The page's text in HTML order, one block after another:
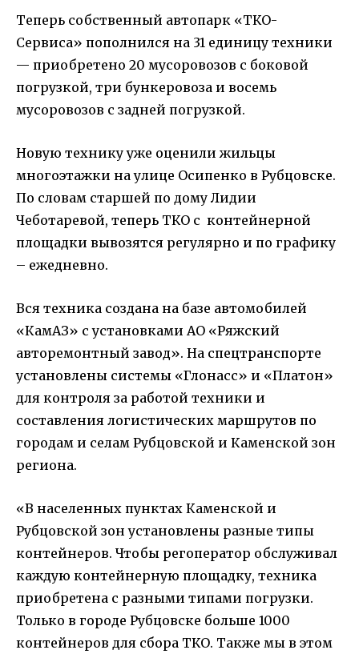
Теперь собственный автопарк «ТКО-
Сервиса» пополнился на 31 единицу техники
— приобретено 20 мусоровозов с боковой
погрузкой, три бункеровоза и восемь
мусоровозов с задней погрузкой.
Новую технику уже оценили жильцы
многоэтажки на улице Осипенко в Рубцовске.
По словам старшей по дому Лидии
Чеботаревой, теперь ТКО с контейнерной
площадки вывозятся регулярно и по графику
– ежедневно.
Вся техника создана на базе автомобилей
«КамАЗ» с установками АО «Ряжский
авторемонтный завод». На спецтранспорте
установлены системы «Глонасс» и «Платон»
для контроля за работой техники и
составления логистических маршрутов по
городам и селам Рубцовской и Каменской зон
региона.
«В населенных пунктах Каменской и
Рубцовской зон установлены разные типы
контейнеров. Чтобы регоператор обслуживал
каждую контейнерную площадку, техника
приобретена с разными типами погрузки.
Только в городе Рубцовске больше 1000
контейнеров для сбора ТКО. Также мы в этом